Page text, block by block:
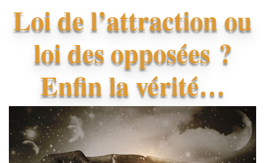
Loi de l’attraction ou
loi des opposées ?
Enfin la vérité…